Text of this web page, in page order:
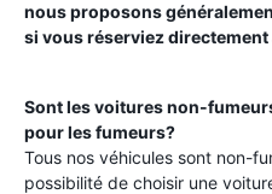
nous proposons
si vous réserviez directement
Sont les voitures non-
pour les fumeurs?
Tous nos véhicules sont non-
possibilité de choisir une